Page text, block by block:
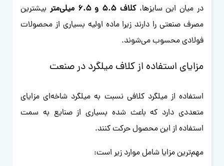
در میان این سایزها،کلاف 5.5 و 6.5 میلی‌متر
بیشترین
مصرف صنعتی را دارند زیرا ماده اولیه بسیاری از محصولات
فولادی محسوب می‌شوند.
مزایای استفاده از کلاف میلگرد در صنعت
استفاده از میلگرد کلافی نسبت به میلگرد شاخه‌ای مزایای
متعددی دارد که باعث شده بسیاری از صنایع به سمت
استفاده از این محصول حرکت کنند.
مهم‌ترین مزایا شامل موارد زیر است: